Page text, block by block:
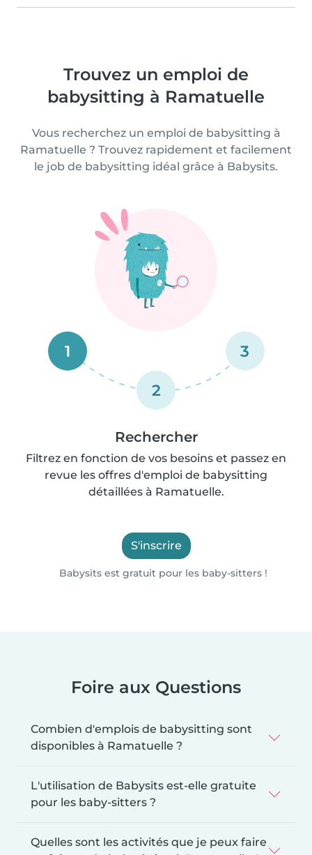
Trouvez un emploi de
babysitting à Ramatuelle
Vous recherchez un emploi de babysitting à
Ramatuelle ? Trouvez rapidement et facilement
le job de babysitting idéal grâce à Babysits.
1
2
3
Rechercher
Filtrez en fonction de vos besoins et passez en
revue les offres d'emploi de babysitting
détaillées à Ramatuelle.
S'inscrire
Babysits est gratuit pour les baby-sitters !
Foire aux Questions
Combien d'emplois de babysitting sont
disponibles à Ramatuelle ?
L'utilisation de Babysits est-elle gratuite
pour les baby-sitters ?
Quelles sont les activités que je peux faire